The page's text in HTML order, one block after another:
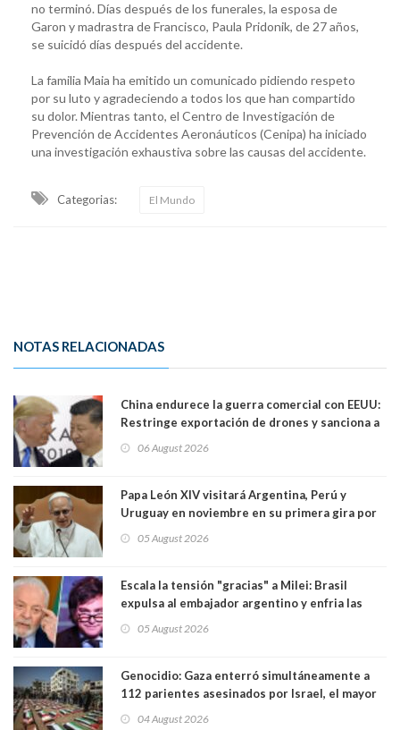
no terminó. Días después de los funerales, la esposa de
Garon y madrastra de Francisco, Paula Pridonik, de 27 años,
se suicidó días después del accidente.
La familia Maia ha emitido un comunicado pidiendo respeto
por su luto y agradeciendo a todos los que han compartido
su dolor. Mientras tanto, el Centro de Investigación de
Prevención de Accidentes Aeronáuticos (Cenipa) ha iniciado
una investigación exhaustiva sobre las causas del accidente.
Categorias: El Mundo
NOTAS RELACIONADAS
China endurece la guerra comercial con EEUU:
Restringe exportación de drones y sanciona a
06 August 2026
Papa León XIV visitará Argentina, Perú y
Uruguay en noviembre en su primera gira por
05 August 2026
Escala la tensión "gracias" a Milei: Brasil
expulsa al embajador argentino y enfria las
trasandino
05 August 2026
Genocidio: Gaza enterró simultáneamente a
112 parientes asesinados por Israel, el mayor
04 August 2026